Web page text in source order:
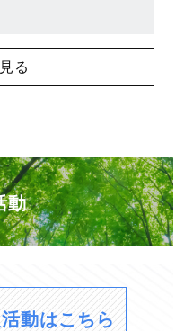
る
動
動はこちら